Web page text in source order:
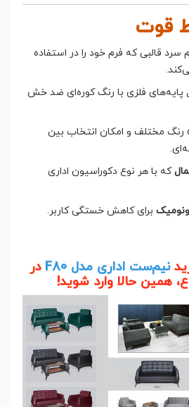
قوت
سرد قالبی که فرم خود را در استفاده
پایه‌های فلزی با رنگ کوره‌ای ضد خش
با 52 رنگ مختلف و امکان انتخاب بین
که با هر نوع دکوراسیون اداری
برای کاهش خستگی کاربر.
نیم‌ست اداری مدل F80
در
همین حالا وارد شوید!